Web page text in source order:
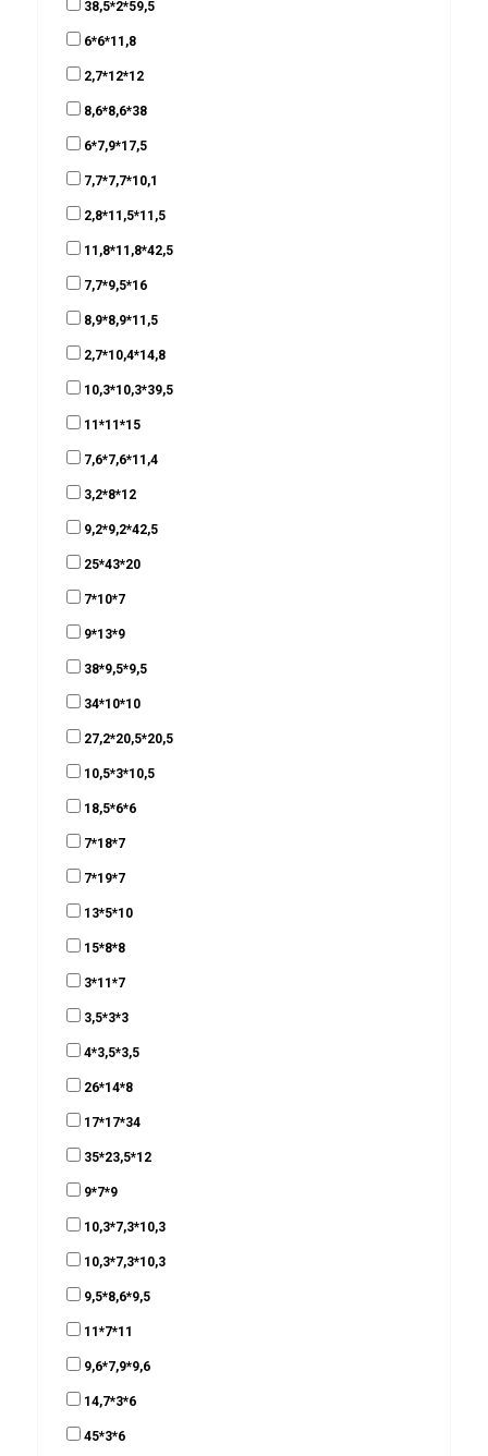
38,5*2*59,5
6*6*11,8
2,7*12*12
8,6*8,6*38
6*7,9*17,5
7,7*7,7*10,1
2,8*11,5*11,5
11,8*11,8*42,5
7,7*9,5*16
8,9*8,9*11,5
2,7*10,4*14,8
10,3*10,3*39,5
11*11*15
7,6*7,6*11,4
3,2*8*12
9,2*9,2*42,5
25*43*20
7*10*7
9*13*9
38*9,5*9,5
34*10*10
27,2*20,5*20,5
10,5*3*10,5
18,5*6*6
7*18*7
7*19*7
13*5*10
15*8*8
3*11*7
3,5*3*3
4*3,5*3,5
26*14*8
17*17*34
35*23,5*12
9*7*9
10,3*7,3*10,3
10,3*7,3*10,3
9,5*8,6*9,5
11*7*11
9,6*7,9*9,6
14,7*3*6
45*3*6